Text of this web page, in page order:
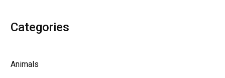
Categories
Animals